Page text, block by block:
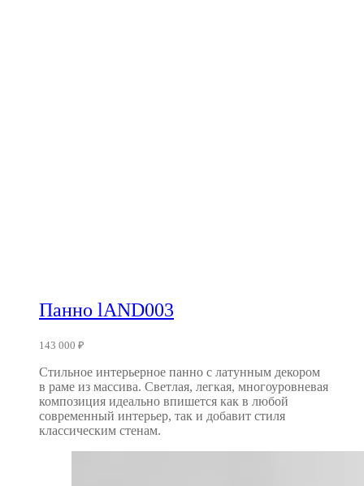
Панно lAND003
143 000 ₽
Стильное интерьерное панно с латунным декором
в раме из массива. Светлая, легкая, многоуровневая
композиция идеально впишется как в любой
современный интерьер, так и добавит стиля
классическим стенам.